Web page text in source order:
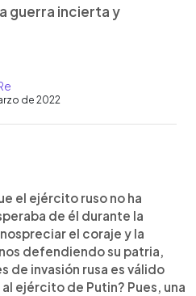
guerra incierta y
de 2022
el ejército ruso no ha
de él durante la
el coraje y la
defendiendo su patria,
de invasión rusa es válido
ejército de Putin? Pues, una